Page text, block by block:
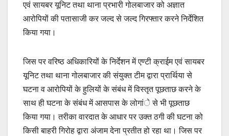
एवं सायबर यूनिट तथा थाना प्रभारी गोलबाजार को अज्ञात
आरोपियों की पतासाजी कर जल्द से जल्द गिरफ्तार करने निर्देशित
किया गया।
जिस पर वरिष्ठ अधिकारियों के निर्देशन में एण्टी क्राईम एवं सायबर
यूनिट तथा थाना गोलबाजार की संयुक्त टीम द्वारा प्रार्थिया से
घटना व आरोपियों के हुलियों के संबंध में विस्तृत पूछताछ करने के
साथ ही घटना के संबंध में आसपास के लोगांे से भी पूछताछ
किया गया। तरीका वारदात के आधार पर उक्त ठगी की घटना को
किसी बाहरी गिरोह द्वारा अंजाम देना प्रतीत हो रहा था। जिस पर